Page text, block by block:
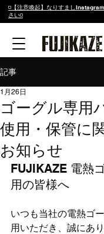
◽️【注意喚起】なりすまし
さい◽️
記事
ゴーグル専用
使用・保管に
お知らせ
1月26日
FUJIKAZE 電熱
用の皆様へ
いつも当社の電熱ゴ
用いただき、誠にあ